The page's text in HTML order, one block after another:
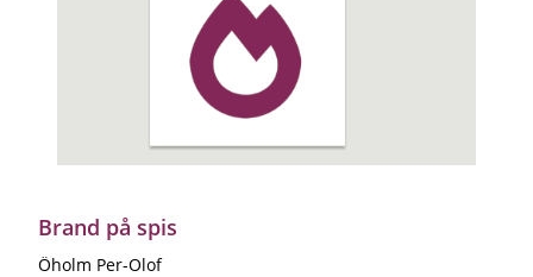
Brand på spis
Öholm Per-Olof